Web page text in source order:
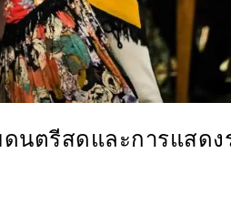
ดนตรีสดและการแสดง